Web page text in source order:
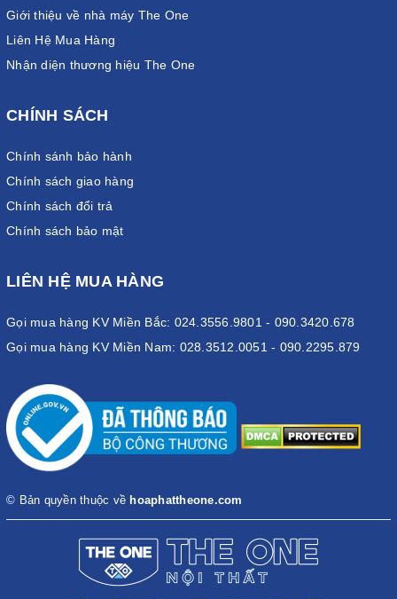
Giới thiệu về nhà máy The One
Liên Hệ Mua Hàng
Nhận diện thương hiệu The One
CHÍNH SÁCH
Chính sánh bảo hành
Chính sách giao hàng
Chính sách đổi trả
Chính sách bảo mật
LIÊN HỆ MUA HÀNG
Gọi mua hàng KV Miền Bắc: 024.3556.9801 - 090.3420.678
Gọi mua hàng KV Miền Nam: 028.3512.0051 - 090.2295.879
© Bản quyền thuộc về hoaphattheone.com